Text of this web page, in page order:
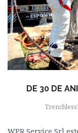
DE 30 DE